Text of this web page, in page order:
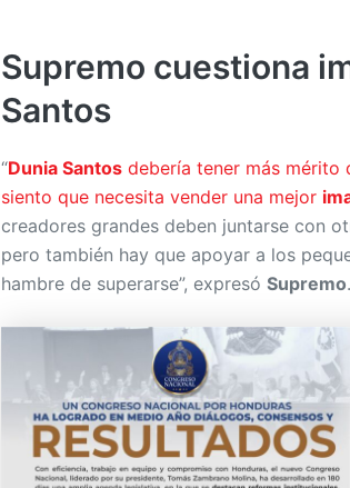
Supremo cuestiona
Santos
“Dunia Santos debería tener más mérito
siento que necesita vender una mejor
creadores grandes deben juntarse con
pero también hay que apoyar a los
hambre de superarse”, expresó Supremo.